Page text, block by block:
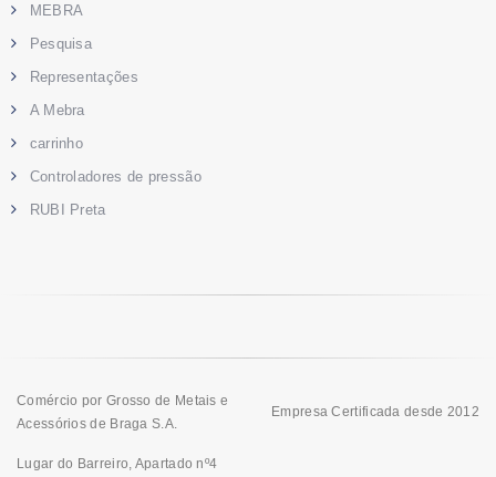
MEBRA
Pesquisa
Representações
A Mebra
carrinho
Controladores de pressão
RUBI Preta
Comércio por Grosso de Metais e
Acessórios de Braga S.A.
Empresa Certificada desde 2012
Lugar do Barreiro, Apartado nº4